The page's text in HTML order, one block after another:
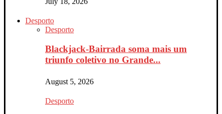
Desporto
Desporto
Blackjack-Bairrada soma mais um
triunfo coletivo no Grande...
August 5, 2026
Desporto